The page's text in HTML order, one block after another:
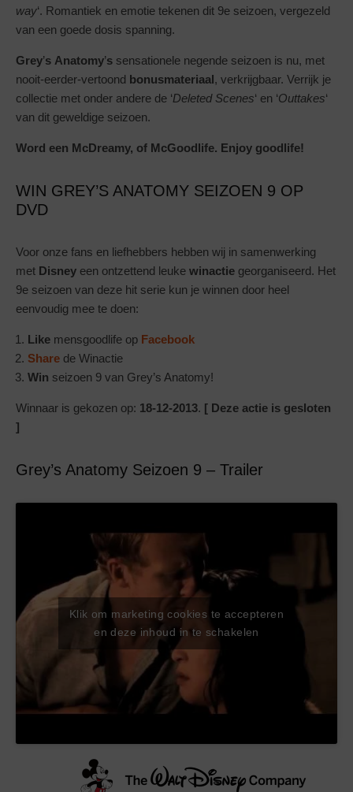
way‘. Romantiek en emotie tekenen dit 9e seizoen, vergezeld
van een goede dosis spanning.
Grey’s Anatomy’s sensationele negende seizoen is nu, met
nooit-eerder-vertoond bonusmateriaal, verkrijgbaar. Verrijk je
collectie met onder andere de ‘Deleted Scenes‘ en ‘Outtakes‘
van dit geweldige seizoen.
Word een McDreamy, of McGoodlife. Enjoy goodlife!
WIN GREY’S ANATOMY SEIZOEN 9 OP
DVD
Voor onze fans en liefhebbers hebben wij in samenwerking
met Disney een ontzettend leuke winactie georganiseerd. Het
9e seizoen van deze hit serie kun je winnen door heel
eenvoudig mee te doen:
Like mensgoodlife op Facebook
Share de Winactie
Win seizoen 9 van Grey’s Anatomy!
Winnaar is gekozen op: 18-12-2013. [ Deze actie is gesloten
]
Grey’s Anatomy Seizoen 9 – Trailer
Klik om marketing cookies te accepteren
en deze inhoud in te schakelen